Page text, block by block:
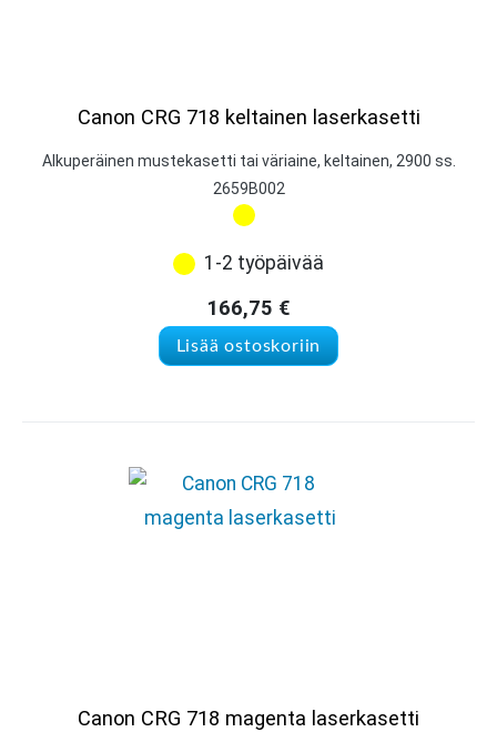
Canon CRG 718 keltainen laserkasetti
Alkuperäinen mustekasetti tai väriaine, keltainen, 2900 ss.
2659B002
1-2 työpäivää
166,75 €
Lisää ostoskoriin
Canon CRG 718 magenta laserkasetti